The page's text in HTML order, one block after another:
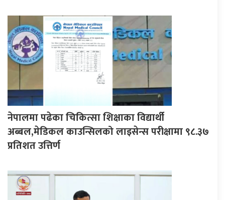
नेपालमा पढेका चिकित्सा शिक्षाका विद्यार्थी
अब्बल,मेडिकल काउन्सिलको लाइसेन्स परीक्षामा ९८.३७
प्रतिशत उत्तिर्ण